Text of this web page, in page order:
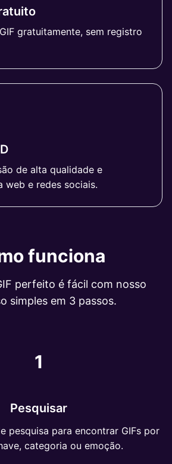
gratuitamente, sem registro
de alta qualidade e
web e redes sociais.
funciona
perfeito é fácil com nosso
simples em 3 passos.
1
Pesquisar
pesquisa para encontrar GIFs por
categoria ou emoção.